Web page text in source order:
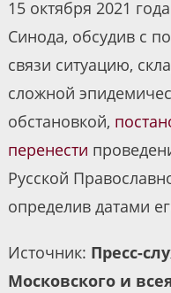
15 октября 2021
Синода, обсудив с
связи ситуацию,
сложной
обстановкой,
перенести
Русской
определив датами
Источник: Пресс-
Московского и